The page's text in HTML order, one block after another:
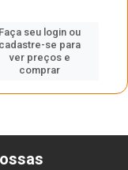
Faça seu login ou
cadastre-se para
ver preços e
comprar